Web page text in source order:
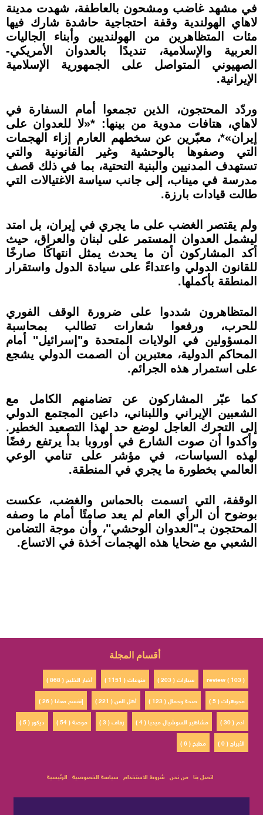
في مشهد غاضب ومشحون بالعاطفة، شهدت مدينة
لاهاي الهولندية وقفة احتجاجية حاشدة شارك فيها
مئات المتظاهرين من الهولنديين وأبناء الجاليات
العربية والإسلامية، تنديدًا بالعدوان الأمريكي-
الصهيوني المتواصل على الجمهورية الإسلامية
الإيرانية.
وردّد المحتجون، الذين تجمعوا أمام السفارة في
لاهاي، هتافات مدوية من بينها: *«لا للعدوان على
إيران»*، معبّرين عن سخطهم العارم إزاء الهجمات
التي وصفوها بالوحشية وغير القانونية والتي
تستهدف المدنيين والبنية التحتية، بما في ذلك قصف
مدرسة في ميناب، إلى جانب سياسة الاغتيالات التي
طالت قيادات بارزة.
ولم يقتصر الغضب على ما يجري في إيران، بل امتد
ليشمل العدوان المستمر على لبنان والعراق، حيث
أكد المشاركون أن ما يحدث يمثل انتهاكًا صارخًا
للقانون الدولي واعتداءً على سيادة الدول واستقرار
المنطقة بأكملها.
المتظاهرون شددوا على ضرورة الوقف الفوري
للحرب، ورفعوا شعارات تطالب بمحاسبة
المسؤولين في الولايات المتحدة و"إسرائيل" أمام
المحاكم الدولية، معتبرين أن الصمت الدولي يشجع
على استمرار هذه الجرائم.
كما عبّر المشاركون عن تضامنهم الكامل مع
الشعبين الإيراني واللبناني، داعين المجتمع الدولي
إلى التحرك العاجل لوضع حد لهذا التصعيد الخطير.
وأكدوا أن صوت الشارع في أوروبا بدأ يرتفع رفضًا
لهذه السياسات، في مؤشر على تنامي الوعي
العالمي بخطورة ما يجري في المنطقة.
الوقفة، التي اتسمت بالحماس والغضب، عكست
بوضوح أن الرأي العام لم يعد صامتًا أمام ما وصفه
المحتجون بـ"العدوان الوحشي"، وأن موجة التضامن
الشعبي مع ضحايا هذه الهجمات آخذة في الاتساع.
أقسام المجلة
أخبار الخليج ( 868 ) منوعات ( 1151 ) سيارات ( 203 )
review ( 103 )
إتفسح معانا ( 26 )
أهل الفن ( 221 ) صحة وجمال ( 123 )
مجوهرات ( 5 )
ديكور ( 5 )
موضة ( 54 ) زفاف ( 3 ) مشاهير السوشيال ميديا ( 4 )
ادم ( 30 )
مطبخ ( 6 )
الأبراج ( 0 )
الرئيسية سياسة الخصوصية شروط الاستخدام من نحن اتصل بنا